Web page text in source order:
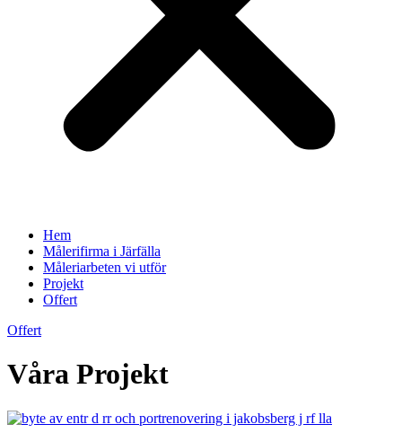
Hem
Målerifirma i Järfälla
Måleriarbeten vi utför
Projekt
Offert
Offert
Våra Projekt